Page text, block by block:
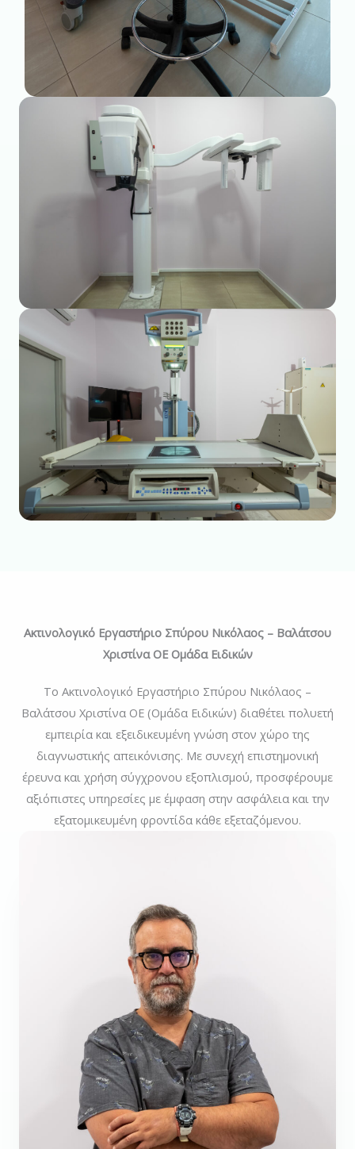
Ακτινολογικό Εργαστήριο Σπύρου Νικόλαος – Βαλάτσου
Χριστίνα ΟΕ Ομάδα Ειδικών
Το Ακτινολογικό Εργαστήριο Σπύρου Νικόλαος –
Βαλάτσου Χριστίνα ΟΕ (Ομάδα Ειδικών) διαθέτει πολυετή
εμπειρία και εξειδικευμένη γνώση στον χώρο της
διαγνωστικής απεικόνισης. Με συνεχή επιστημονική
έρευνα και χρήση σύγχρονου εξοπλισμού, προσφέρουμε
αξιόπιστες υπηρεσίες με έμφαση στην ασφάλεια και την
εξατομικευμένη φροντίδα κάθε εξεταζόμενου.